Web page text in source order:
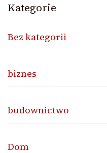
Kategorie
Bez kategorii
biznes
budownictwo
Dom